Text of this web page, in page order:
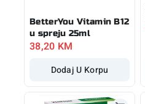
BetterYou Vitamin B12
u spreju 25ml
38,20 KM
Dodaj U Korpu